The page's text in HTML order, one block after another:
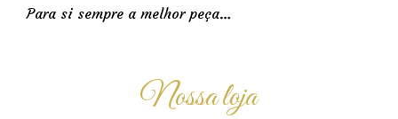
Para si sempre a melhor peça…
Nossa loja